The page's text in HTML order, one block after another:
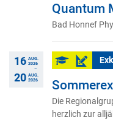
Quantum
Bad Honnef
16 AUG.
2026
–
20 AUG.
2026
Die
herzlich zur